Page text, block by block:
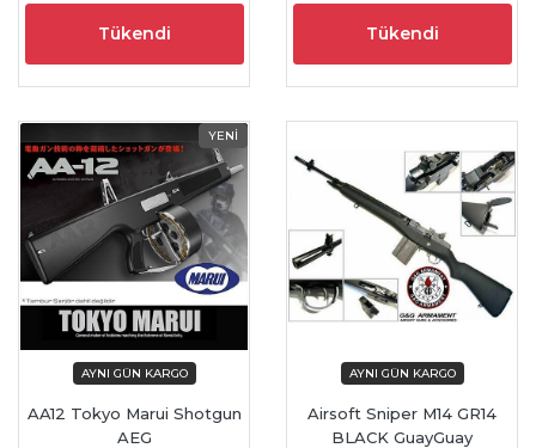
Tükendi Tükendi
AA12 Tokyo Marui Shotgun
AEG
Airsoft Sniper M14 GR14
BLACK GuayGuay